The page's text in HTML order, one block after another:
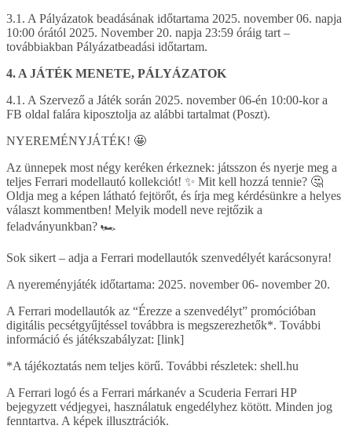
3.1. A Pályázatok beadásának időtartama 2025. november 06. napja
10:00 órától 2025. November 20. napja 23:59 óráig tart –
továbbiakban Pályázatbeadási időtartam.
4. A JÁTÉK MENETE, PÁLYÁZATOK
4.1. A Szervező a Játék során 2025. november 06-én 10:00-kor a
FB oldal falára kiposztolja az alábbi tartalmat (Poszt).
NYEREMÉNYJÁTÉK! 🤩
Az ünnepek most négy keréken érkeznek: játsszon és nyerje meg a
teljes Ferrari modellautó kollekciót! ✨ Mit kell hozzá tennie? 🤔
Oldja meg a képen látható fejtörőt, és írja meg kérdésünkre a helyes
választ kommentben! Melyik modell neve rejtőzik a
feladványunkban? 🏎️
Sok sikert – adja a Ferrari modellautók szenvedélyét karácsonyra!
A nyereményjáték időtartama: 2025. november 06- november 20.
A Ferrari modellautók az “Érezze a szenvedélyt” promócióban
digitális pecsétgyűjtéssel továbbra is megszerezhetők*. További
információ és játékszabályzat: [link]
*A tájékoztatás nem teljes körű. További részletek: shell.hu
A Ferrari logó és a Ferrari márkanév a Scuderia Ferrari HP
bejegyzett védjegyei, használatuk engedélyhez kötött. Minden jog
fenntartva. A képek illusztrációk.